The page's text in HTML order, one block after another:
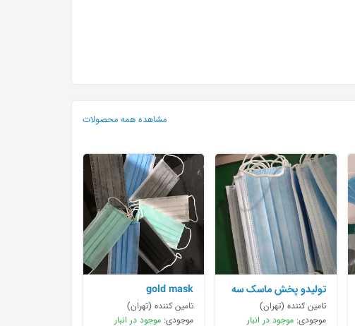
مشاهده همه محصولات
تولیدو پخش ماسک سه
لایه پزشکی
تامین کننده (تهران)
موجودی:موجود در انبار
gold mask
تامین کننده (تهران)
موجودی: موجود در انبار